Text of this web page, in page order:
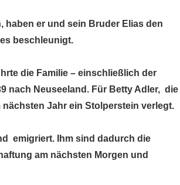
haben er und sein Bruder Elias den
beschleunigt.
die Familie – einschließlich der
nach Neuseeland. Für Betty Adler, die
Jahr ein Stolperstein verlegt.
emigriert. Ihm sind dadurch die
am nächsten Morgen und